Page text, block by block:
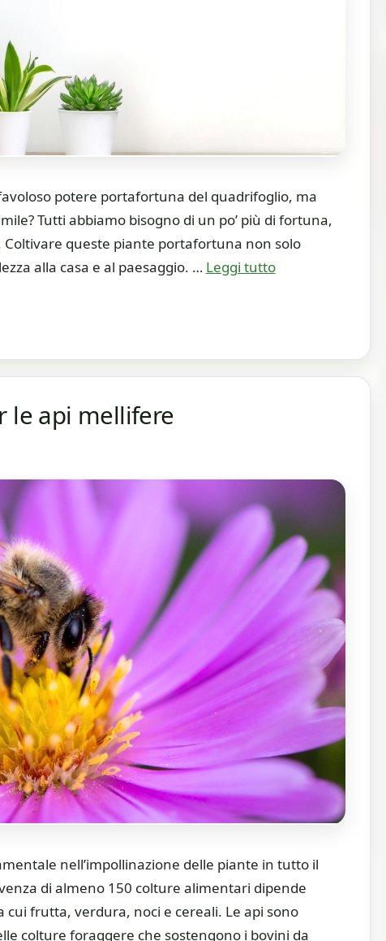
potere portafortuna del quadrifoglio, ma
Tutti abbiamo bisogno di un po’ più di fortuna,
queste piante portafortuna non solo
alla casa e al paesaggio. … Leggi tutto
le api mellifere
nell’impollinazione delle piante in tutto il
di almeno 150 colture alimentari dipende
cui frutta, verdura, noci e cereali. Le api sono
colture foraggere che sostengono i bovini da